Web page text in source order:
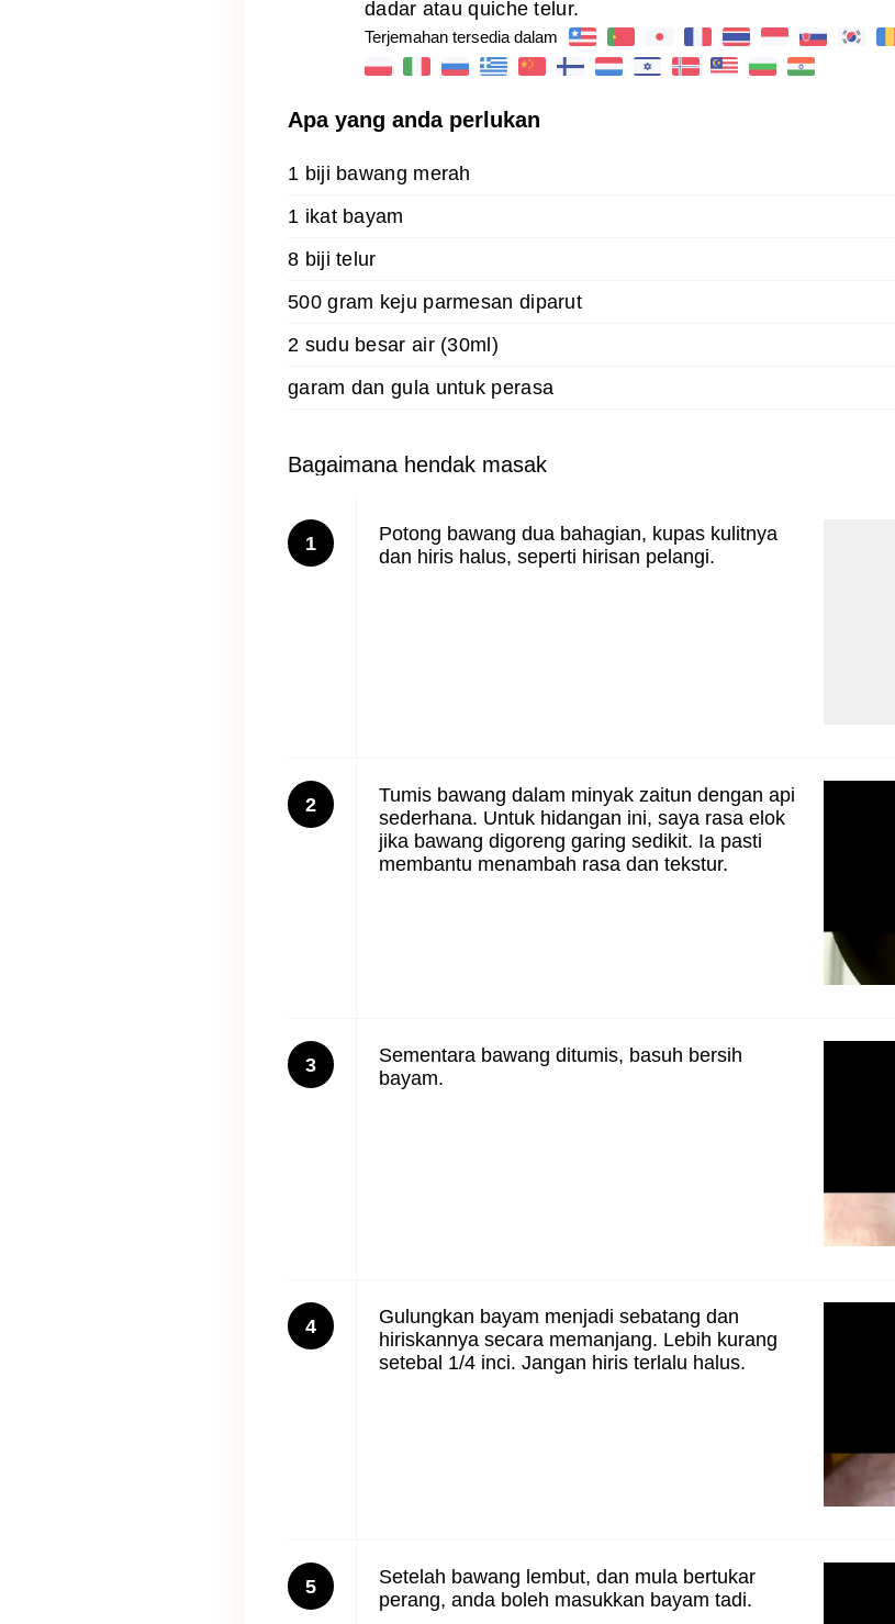
dadar atau quiche telur.
Terjemahan tersedia dalam
Apa yang anda perlukan
1 biji bawang merah
1 ikat bayam
8 biji telur
500 gram keju parmesan diparut
2 sudu besar air (30ml)
garam dan gula untuk perasa
Bagaimana hendak masak
1
Potong bawang dua bahagian, kupas kulitnya
dan hiris halus, seperti hirisan pelangi.
2
Tumis bawang dalam minyak zaitun dengan api
sederhana. Untuk hidangan ini, saya rasa elok
jika bawang digoreng garing sedikit. Ia pasti
membantu menambah rasa dan tekstur.
3
Sementara bawang ditumis, basuh bersih
bayam.
4
Gulungkan bayam menjadi sebatang dan
hiriskannya secara memanjang. Lebih kurang
setebal 1/4 inci. Jangan hiris terlalu halus.
5
Setelah bawang lembut, dan mula bertukar
perang, anda boleh masukkan bayam tadi.